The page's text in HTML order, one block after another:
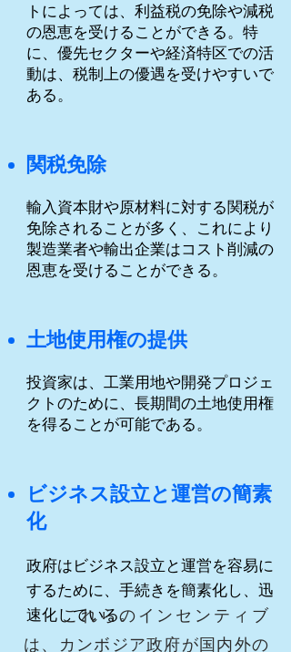
トによっては、利益税の免除や減税
の恩恵を受けることができる。特
に、優先セクターや経済特区での活
動は、税制上の優遇を受けやすいで
ある。
関税免除
輸入資本財や原材料に対する関税が
免除されることが多く、これにより
製造業者や輸出企業はコスト削減の
恩恵を受けることができる。
土地使用権の提供
投資家は、工業用地や開発プロジェ
クトのために、長期間の土地使用権
を得ることが可能である。
ビジネス設立と運営の簡素
化
政府はビジネス設立と運営を容易に
するために、手続きを簡素化し、迅
速化している。
これらのインセンティブ
は、カンボジア政府が国内外の